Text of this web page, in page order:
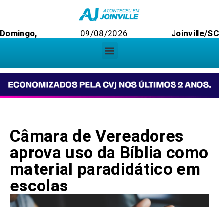
Domingo, 09/08/2026 Joinville/SC
Câmara de Vereadores
aprova uso da Bíblia como
material paradidático em
escolas